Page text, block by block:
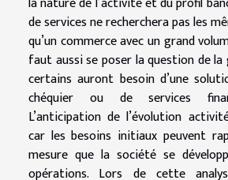
de services ne recherchera pas les
qu’un commerce avec un grand
faut aussi se poser la question de
certains auront besoin d’une
chéquier ou de services
L’anticipation de l’évolution
car les besoins initiaux peuvent
mesure que la société se
opérations. Lors de cette